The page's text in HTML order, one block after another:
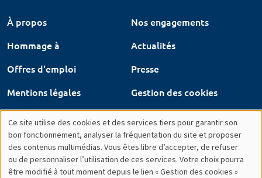
À propos
Nos engagements
Hommage à
Actualités
Offres d'emploi
Presse
Mentions légales
Gestion des cookies
Intranet
Utilisation
des
Ce site utilise des cookies et des services tiers pour garantir son
bon fonctionnement, analyser la fréquentation du site et proposer
des contenus multimédias. Vous êtes libre d’accepter, de refuser
ou de personnaliser l’utilisation de ces services. Votre choix pourra
être modifié à tout moment depuis le lien « Gestion des cookies »